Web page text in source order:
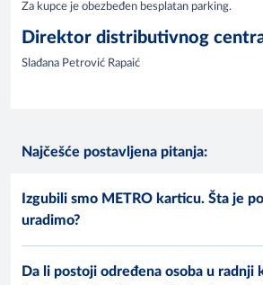
Za kupce je obezbeđen besplatan parking.
Direktor distributivnog
Slađana Petrović Rapaić
Najčešće postavljena pitanja:
Izgubili smo METRO karticu. Šta je
uradimo?
Da li postoji određena osoba u radnji